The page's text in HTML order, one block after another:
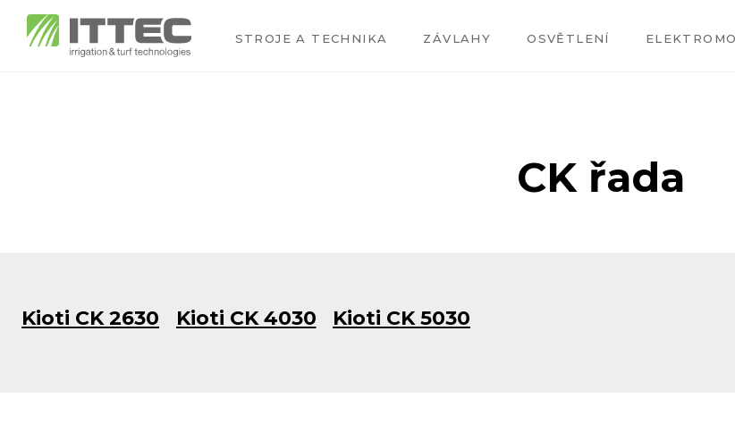
STROJE A TECHNIKA ZÁVLAHY OSVĚTLENÍ
CK řada
Kioti CK 2630 Kioti CK 4030 Kioti CK 5030